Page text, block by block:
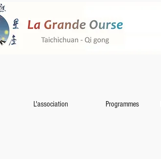
L'association Programmes